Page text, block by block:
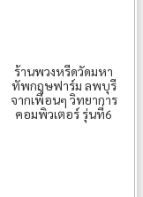
ร้านพวงหรีดวัดมหา
ทัพกฤษฟาร์ม ลพบุรี
จากเพื่อนๆ วิทยาการ
คอมพิวเตอร์ รุ่นที่6